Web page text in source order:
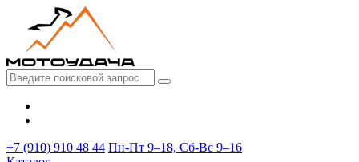
+7 (910) 910 48 44 Пн-Пт 9–18, Сб-Вс 9–16